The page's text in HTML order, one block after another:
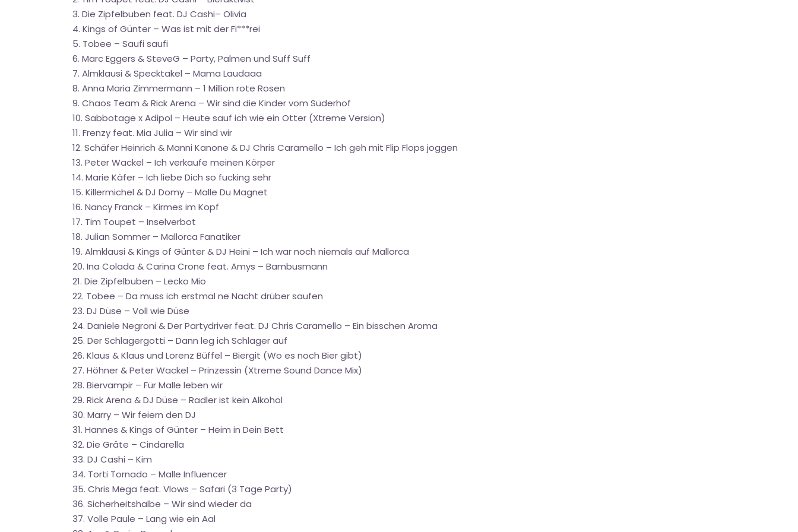
3. Die Zipfelbuben feat. DJ Cashi– Olivia
4. Kings of Günter – Was ist mit der Fi***rei
5. Tobee – Saufi saufi
6. Marc Eggers & SteveG – Party, Palmen und Suff Suff
7. Almklausi & Specktakel – Mama Laudaaa
8. Anna Maria Zimmermann – 1 Million rote Rosen
9. Chaos Team & Rick Arena – Wir sind die Kinder vom Süderhof
10. Sabbotage x Adipol – Heute sauf ich wie ein Otter (Xtreme Version)
11. Frenzy feat. Mia Julia – Wir sind wir
12. Schäfer Heinrich & Manni Kanone & DJ Chris Caramello – Ich geh mit Flip Flops joggen
13. Peter Wackel – Ich verkaufe meinen Körper
14. Marie Käfer – Ich liebe Dich so fucking sehr
15. Killermichel & DJ Domy – Malle Du Magnet
16. Nancy Franck – Kirmes im Kopf
17. Tim Toupet – Inselverbot
18. Julian Sommer – Mallorca Fanatiker
19. Almklausi & Kings of Günter & DJ Heini – Ich war noch niemals auf Mallorca
20. Ina Colada & Carina Crone feat. Amys – Bambusmann
21. Die Zipfelbuben – Lecko Mio
22. Tobee – Da muss ich erstmal ne Nacht drüber saufen
23. DJ Düse – Voll wie Düse
24. Daniele Negroni & Der Partydriver feat. DJ Chris Caramello – Ein bisschen Aroma
25. Der Schlagergotti – Dann leg ich Schlager auf
26. Klaus & Klaus und Lorenz Büffel – Biergit (Wo es noch Bier gibt)
27. Höhner & Peter Wackel – Prinzessin (Xtreme Sound Dance Mix)
28. Biervampir – Für Malle leben wir
29. Rick Arena & DJ Düse – Radler ist kein Alkohol
30. Marry – Wir feiern den DJ
31. Hannes & Kings of Günter – Heim in Dein Bett
32. Die Gräte – Cindarella
33. DJ Cashi – Kim
34. Torti Tornado – Malle Influencer
35. Chris Mega feat. Vlows – Safari (3 Tage Party)
36. Sicherheitshalbe – Wir sind wieder da
37. Volle Paule – Lang wie ein Aal